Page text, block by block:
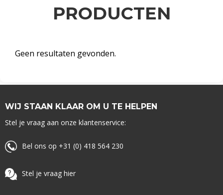
PRODUCTEN
Geen resultaten gevonden.
WIJ STAAN KLAAR OM U TE HELPEN
Stel je vraag aan onze klantenservice:
Bel ons op +31 (0) 418 564 230
Stel je vraag hier